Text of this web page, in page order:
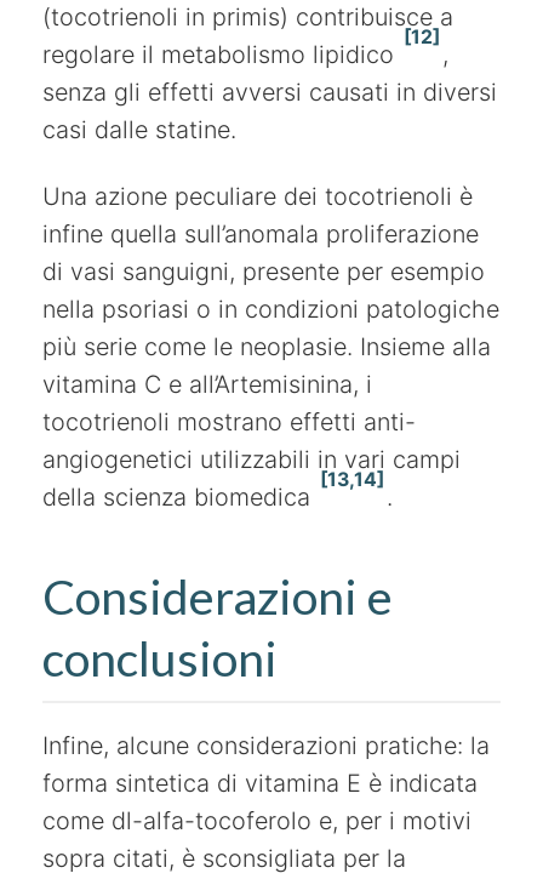
(tocotrienoli in primis) contribuisce a
regolare il metabolismo lipidico
[12]
,
senza gli effetti avversi causati in diversi
casi dalle statine.
Una azione peculiare dei tocotrienoli è
infine quella sull’anomala proliferazione
di vasi sanguigni, presente per esempio
nella psoriasi o in condizioni patologiche
più serie come le neoplasie. Insieme alla
vitamina C e all’Artemisinina, i
tocotrienoli mostrano effetti anti-
angiogenetici utilizzabili in vari campi
della scienza biomedica
[13,14]
.
Considerazioni e
conclusioni
Infine, alcune considerazioni pratiche: la
forma sintetica di vitamina E è indicata
come dl-alfa-tocoferolo e, per i motivi
sopra citati, è sconsigliata per la